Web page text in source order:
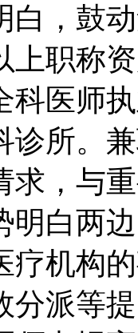
白，鼓
上职称
科医师
诊所。
求，与
明白两
疗机构
分派等